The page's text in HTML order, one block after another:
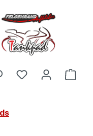
Du hast 0